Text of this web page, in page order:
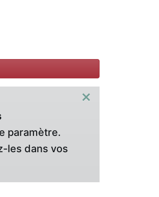
×
paramètre.
les dans vos